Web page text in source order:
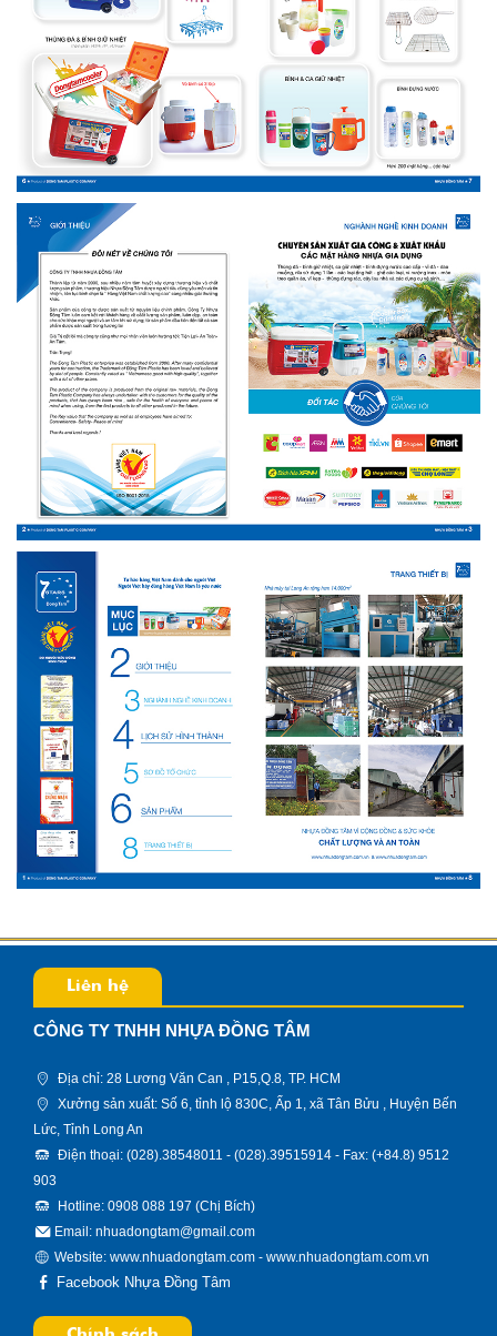
Liên hệ
CÔNG TY TNHH NHỰA ĐỒNG TÂM
Địa chỉ: 28 Lương Văn Can , P15,Q.8, TP. HCM
Xưởng sản xuất: Số 6, tỉnh lộ 830C, Ấp 1, xã Tân Bửu , Huyện Bến
Lức, Tỉnh Long An
Điện thoại: (028).38548011 - (028).39515914 - Fax: (+84.8) 9512
903
Hotline: 0908 088 197 (Chị Bích)
Email: nhuadongtam@gmail.com
Website:www.nhuadongtam.com -www.nhuadongtam.com.vn
Facebook Nhựa Đồng Tâm